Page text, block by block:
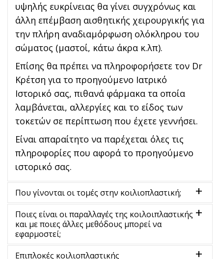
υψηλής ευκρίνειας θα γίνει συγχρόνως και
άλλη επέμβαση αισθητικής χειρουργικής για
την πλήρη αναδιαμόρφωση ολόκληρου του
σώματος (μαστοί, κάτω άκρα κ.λπ).
Επίσης θα πρέπει να πληροφορήσετε τον Dr
Κρέτση για το προηγούμενο Ιατρικό
Ιστορικό σας, πιθανά φάρμακα τα οποία
λαμβάνεται, αλλεργίες και το είδος των
τοκετών σε περίπτωση που έχετε γεννήσει.
Είναι απαραίτητο να παρέχεται όλες τις
πληροφορίες που αφορά το προηγούμενο
ιστορικό σας.
Που γίνονται οι τομές στην κοιλιοπλαστική;
Οι τομές στην κοιλιοπλαστική υψηλής
ευκρίνειας αφορούν μια οριζόντια τομή
χαμηλά στο ύψος του εφηβαίου. Μέσω
Ποιες είναι οι παραλλαγές της κοιλοιπλαστικής
και με ποιες άλλες μεθόδους μπορεί να
εφαρμοστεί;
Επιπλοκές κοιλιοπλαστικής